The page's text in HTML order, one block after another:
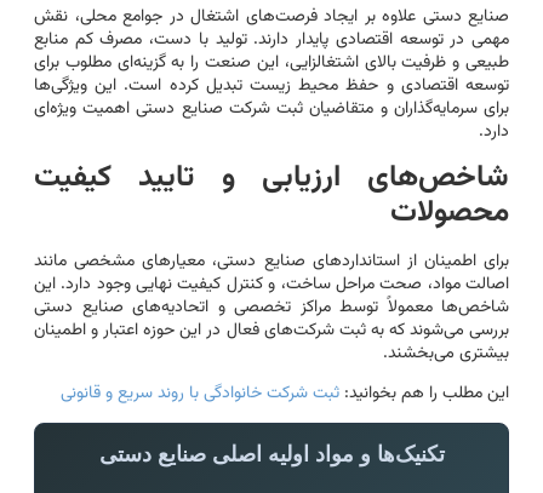
صنایع دستی علاوه بر ایجاد فرصت‌های اشتغال در جوامع محلی، نقش
مهمی در توسعه اقتصادی پایدار دارند. تولید با دست، مصرف کم منابع
طبیعی و ظرفیت بالای اشتغالزایی، این صنعت را به گزینه‌ای مطلوب برای
توسعه اقتصادی و حفظ محیط زیست تبدیل کرده است. این ویژگی‌ها
برای سرمایه‌گذاران و متقاضیان ثبت شرکت صنایع دستی اهمیت ویژه‌ای
دارد.
شاخص‌های ارزیابی و تایید کیفیت
محصولات
برای اطمینان از استانداردهای صنایع دستی، معیارهای مشخصی مانند
اصالت مواد، صحت مراحل ساخت، و کنترل کیفیت نهایی وجود دارد. این
شاخص‌ها معمولاً توسط مراکز تخصصی و اتحادیه‌های صنایع دستی
بررسی می‌شوند که به ثبت شرکت‌های فعال در این حوزه اعتبار و اطمینان
بیشتری می‌بخشند.
این مطلب را هم بخوانید: ثبت شرکت خانوادگی با روند سریع و قانونی
تکنیک‌ها و مواد اولیه اصلی صنایع دستی